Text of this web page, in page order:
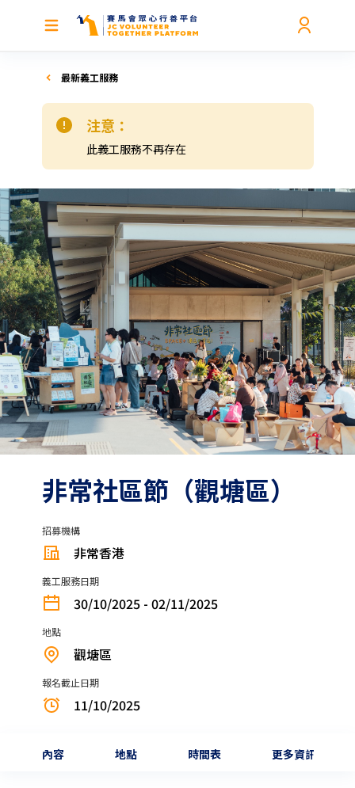
最新義工服務
注意：
此義工服務不再存在
非常社區節（觀塘區）
招募機構
非常香港
義工服務日期
30/10/2025 - 02/11/2025
地點
觀塘區
報名截止日期
11/10/2025
內容 地點 時間表 更多資訊